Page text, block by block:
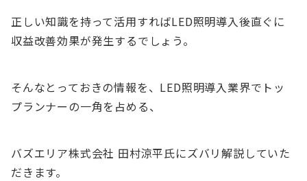
正しい知識を持って活用すればLED照明導入後直ぐに
収益改善効果が発生するでしょう。
そんなとっておきの情報を、LED照明導入業界でトッ
プランナーの一角を占める、
バズエリア株式会社 田村涼平氏にズバリ解説していた
だきます。